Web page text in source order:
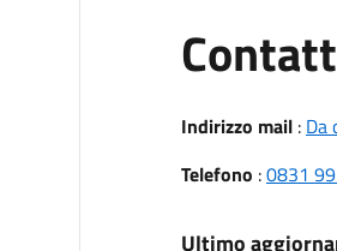
Indirizzo mail: Da
Telefono :0831
Ultimo